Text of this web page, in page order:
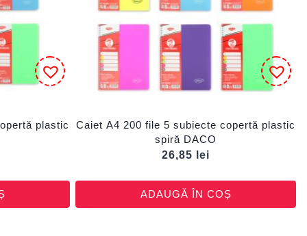
plastic
Caiet A4 200 file 5 subiecte copertă plastic
spiră DACO
26,85
lei
ADAUGĂ ÎN COȘ